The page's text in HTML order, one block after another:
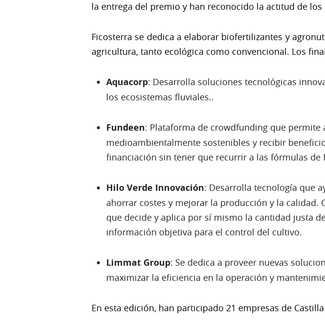
la entrega del premio y han reconocido la actitud de
Ficosterra se dedica a elaborar biofertilizantes y
agricultura, tanto ecológica como convencional. Los
Aquacorp: Desarrolla soluciones tecnológicas
los ecosistemas fluviales..
Fundeen: Plataforma de crowdfunding que permite
medioambientalmente sostenibles y recibir
financiación sin tener que recurrir a las fórmulas
Hilo Verde Innovación: Desarrolla tecnología que
ahorrar costes y mejorar la producción y la
que decide y aplica por sí mismo la cantidad justa
información objetiva para el control del cultivo.
Limmat Group: Se dedica a proveer nuevas
maximizar la eficiencia en la operación y
En esta edición, han participado 21 empresas de